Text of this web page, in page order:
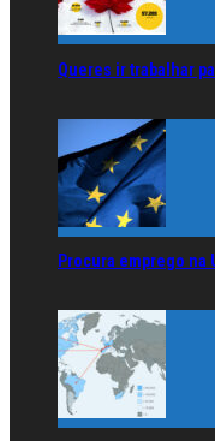
Queres ir trabalhar
Procura emprego na